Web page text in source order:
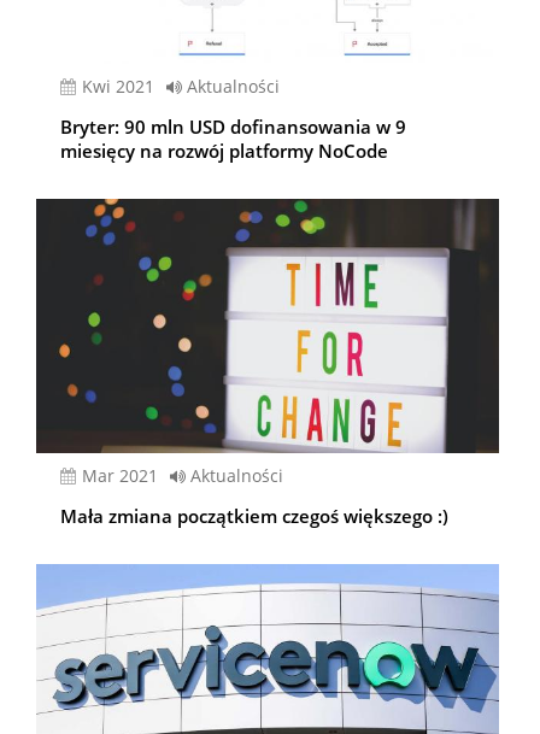
kwi 2021 Aktualności
Bryter: 90 mln USD dofinansowania w 9
miesięcy na rozwój platformy NoCode
mar 2021 Aktualności
Mała zmiana początkiem czegoś większego :)